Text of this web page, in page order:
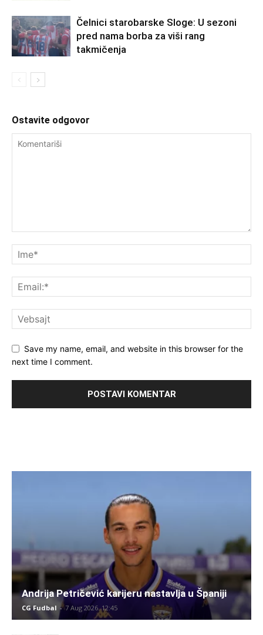
Čelnici starobarske Sloge: U sezoni
pred nama borba za viši rang
takmičenja
Ostavite odgovor
Save my name, email, and website in this browser for the
next time I comment.
Andrija Petričević karijeru nastavlja u Španiji
CG Fudbal - 7 Aug 2026. 12:45